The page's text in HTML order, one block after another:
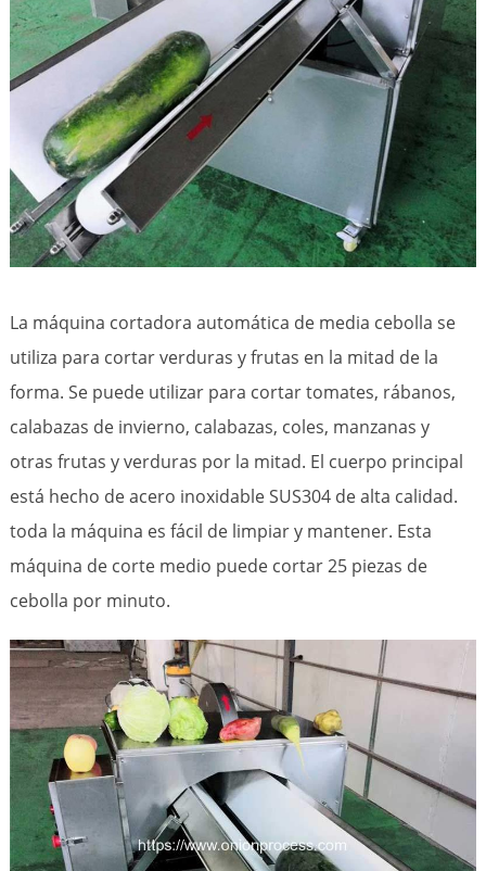
La máquina cortadora automática de media cebolla se
utiliza para cortar verduras y frutas en la mitad de la
forma. Se puede utilizar para cortar tomates, rábanos,
calabazas de invierno, calabazas, coles, manzanas y
otras frutas y verduras por la mitad. El cuerpo principal
está hecho de acero inoxidable SUS304 de alta calidad.
toda la máquina es fácil de limpiar y mantener. Esta
máquina de corte medio puede cortar 25 piezas de
cebolla por minuto.